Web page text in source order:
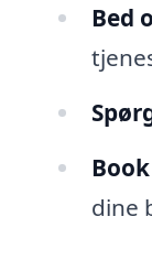
Bed
dine